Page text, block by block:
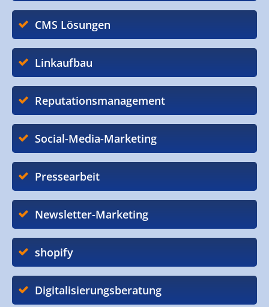
CMS Lösungen
Linkaufbau
Reputationsmanagement
Social-Media-Marketing
Pressearbeit
Newsletter-Marketing
shopify
Digitalisierungsberatung